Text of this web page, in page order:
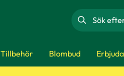
Sök
Tillbehör Blombud